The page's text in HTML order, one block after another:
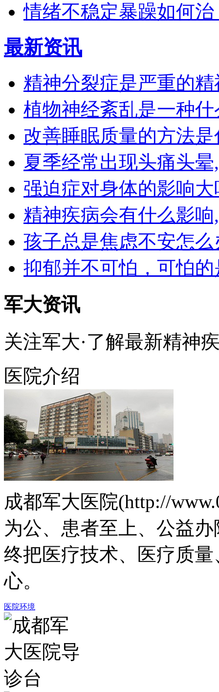
情绪不稳定暴躁如何
最新资讯
精神分裂症是严重的
植物神经紊乱是一种
改善睡眠质量的方法
夏季经常出现头痛头
强迫症对身体的影响
精神疾病会有什么影
孩子总是焦虑不安怎
抑郁并不可怕，可怕
军大资讯
关注军大·了解最新精神
医院介绍
成都军大医院(http://
为公、患者至上、公益
终把医疗技术、医疗质
心。
医院环境